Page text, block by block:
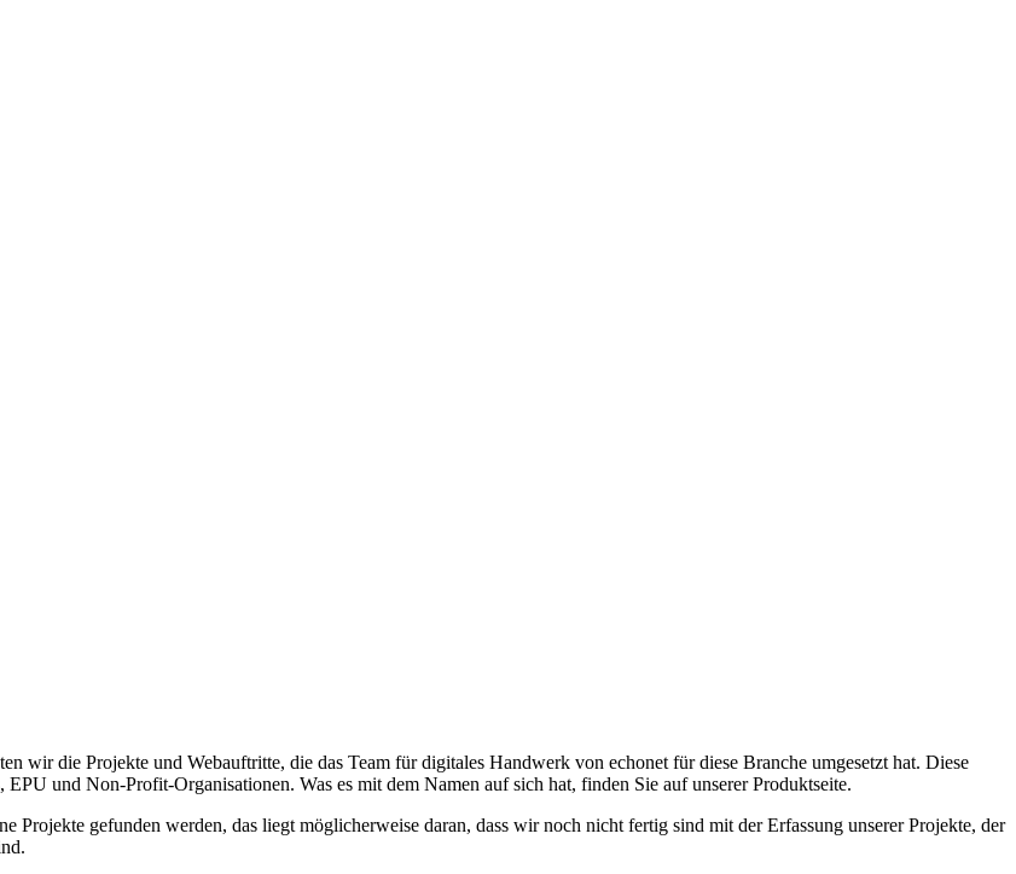
wir die Projekte und Webauftritte, die das Team für digitales Handwerk von echonet für diese Branche umgesetzt hat. Diese
und Non-Profit-Organisationen. Was es mit dem Namen auf sich hat, finden Sie auf unserer Produktseite.
Projekte gefunden werden, das liegt möglicherweise daran, dass wir noch nicht fertig sind mit der Erfassung unserer Projekte, der